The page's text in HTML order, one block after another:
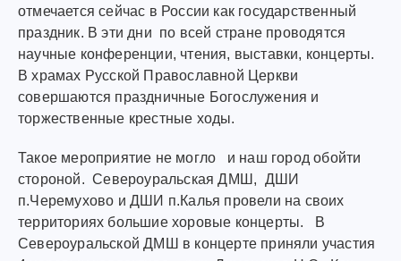
отмечается сейчас в России как государственный
праздник. В эти дни по всей стране проводятся
научные конференции, чтения, выставки, концерты.
В храмах Русской Православной Церкви
совершаются праздничные Богослужения и
торжественные крестные ходы.
Такое мероприятие не могло и наш город обойти
стороной. Североуральская ДМШ, ДШИ
п.Черемухово и ДШИ п.Калья провели на своих
территориях большие хоровые концерты. В
Североуральской ДМШ в концерте приняли участия